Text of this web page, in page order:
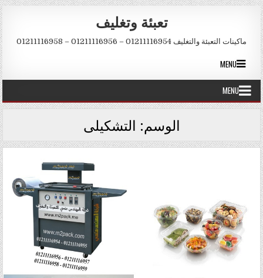
Skip to content
تعبئة وتغليف
ماكينات التعبئة والتغليف 01211116954 – 01211116956 – 01211116958
MENU
MENU
الوسم: التشكيلى